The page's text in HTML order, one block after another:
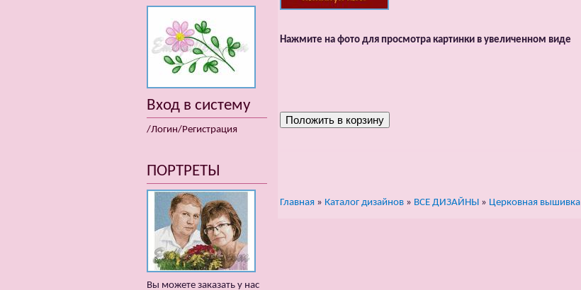
Нажмите на фото для просмотра картинки в увеличенном виде
Главная » Каталог дизайнов » ВСЕ ДИЗАЙНЫ » Церковная вышивка
Вход в систему
/Логин/Регистрация
ПОРТРЕТЫ
Вы можете заказать у нас